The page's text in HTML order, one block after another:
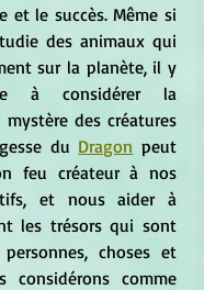
et le succès. Même si
des animaux qui
sur la planète, il y
à considérer la
des créatures
du Dragon peut
feu créateur à nos
et nous aider à
les trésors qui sont
choses et
considérons comme